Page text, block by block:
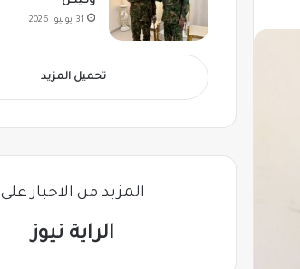
31 يوليو، 2026
تحميل المزيد
المزيد من الاخبار على
الراية نيوز